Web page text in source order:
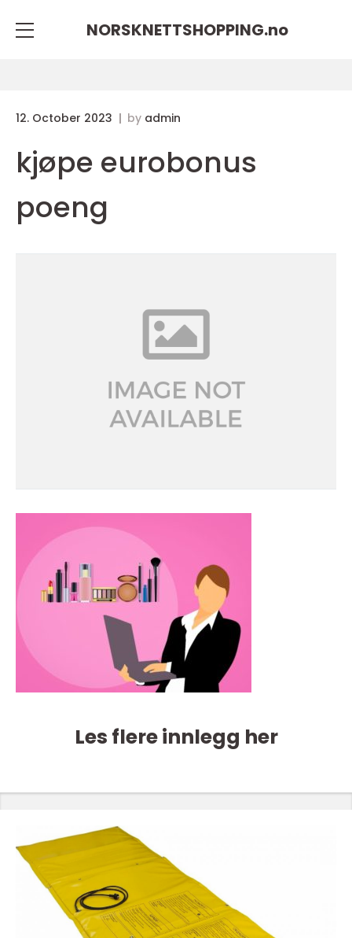
NORSKNETTSHOPPING.no
12. October 2023 by admin
kjøpe eurobonus
poeng
Les flere innlegg her